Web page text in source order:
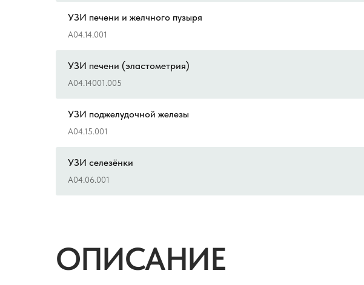
УЗИ печени и желчного пузыря
A04.14.001
УЗИ печени (эластометрия)
А04.14001.005
УЗИ поджелудочной железы
A04.15.001
УЗИ селезёнки
A04.06.001
ОПИСАНИЕ